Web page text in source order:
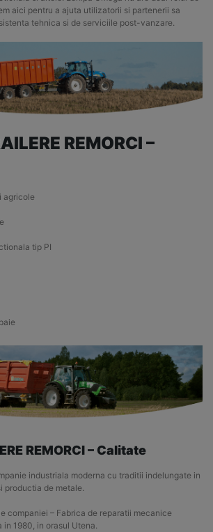
aici pentru a ajuta utilizatorii si partenerii sa
tehnica si de serviciile post-vanzare.
REMORCI –
agricole
tip PI
REMORCI – Calitate
industriala moderna cu traditii indelungate in
productia de metale.
companiei – Fabrica de reparatii mecanice
1980, in orasul Utena.